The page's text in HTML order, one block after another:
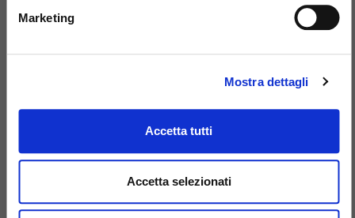
Marketing
Mostra dettagli
Accetta tutti
Accetta selezionati
SS APPIA KM 192.500 – 81052
PIGNATARO MAGGIORE (CE)